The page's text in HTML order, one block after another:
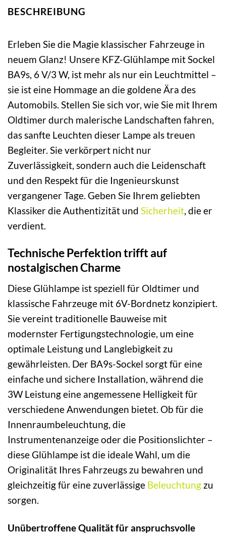
BESCHREIBUNG
Erleben Sie die Magie klassischer Fahrzeuge in
neuem Glanz! Unsere KFZ-Glühlampe mit Sockel
BA9s, 6 V/3 W, ist mehr als nur ein Leuchtmittel –
sie ist eine Hommage an die goldene Ära des
Automobils. Stellen Sie sich vor, wie Sie mit Ihrem
Oldtimer durch malerische Landschaften fahren,
das sanfte Leuchten dieser Lampe als treuen
Begleiter. Sie verkörpert nicht nur
Zuverlässigkeit, sondern auch die Leidenschaft
und den Respekt für die Ingenieurskunst
vergangener Tage. Geben Sie Ihrem geliebten
Klassiker die Authentizität und Sicherheit , die er
verdient.
Technische Perfektion trifft auf
nostalgischen Charme
Diese Glühlampe ist speziell für Oldtimer und
klassische Fahrzeuge mit 6V-Bordnetz konzipiert.
Sie vereint traditionelle Bauweise mit
modernster Fertigungstechnologie, um eine
optimale Leistung und Langlebigkeit zu
gewährleisten. Der BA9s-Sockel sorgt für eine
einfache und sichere Installation, während die
3W Leistung eine angemessene Helligkeit für
verschiedene Anwendungen bietet. Ob für die
Innenraumbeleuchtung, die
Instrumentenanzeige oder die Positionslichter –
diese Glühlampe ist die ideale Wahl, um die
Originalität Ihres Fahrzeugs zu bewahren und
gleichzeitig für eine zuverlässige Beleuchtung zu
sorgen.
Unübertroffene Qualität für anspruchsvolle